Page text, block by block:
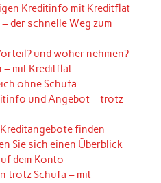
Kreditinfo mit Kreditflat
der schnelle Weg zum
und woher nehmen?
– mit Kreditflat
ohne Schufa
und Angebot – trotz
finden
Sie sich einen Überblick
dem Konto
trotz Schufa – mit